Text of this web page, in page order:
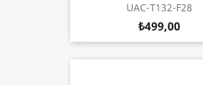
UAC-T132-F28
₺499,00